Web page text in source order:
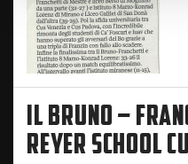
IL BRUNO –
REYER SCHOOL